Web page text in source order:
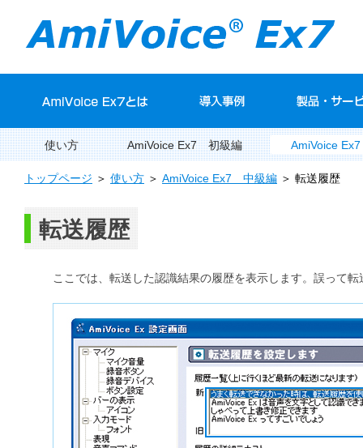
使い方 AmiVoice Ex7 初級編 AmiVoice
トップページ ＞ 使い方 ＞ AmiVoice Ex7 中級編 ＞ 転送履歴
転送履歴
ここでは、転送した認識結果の履歴を表示します。誤って